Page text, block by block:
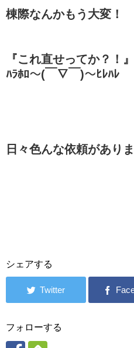
棟際なんかもう大変！
『これ直せってか？！』
ﾊﾗﾎﾛ～(￣∇￣)～ﾋﾚﾊﾚ
日々色んな依頼がありま
シェアする
フォローする